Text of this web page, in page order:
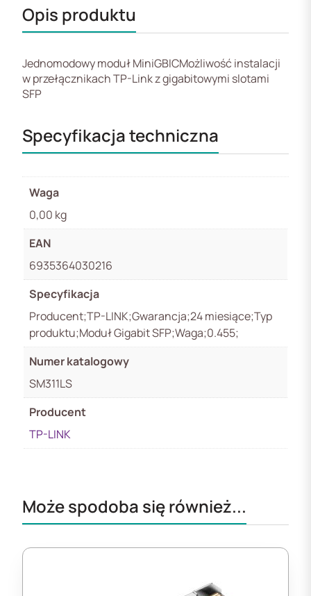
Opis produktu
Jednomodowy moduł MiniGBICMożliwość instalacji
w przełącznikach TP-Link z gigabitowymi slotami
SFP
Specyfikacja techniczna
Waga
0,00 kg
EAN
6935364030216
Specyfikacja
Producent;TP-LINK;Gwarancja;24 miesiące;Typ
produktu;Moduł Gigabit SFP;Waga;0.455;
Numer katalogowy
SM311LS
Producent
TP-LINK
Może spodoba się również...